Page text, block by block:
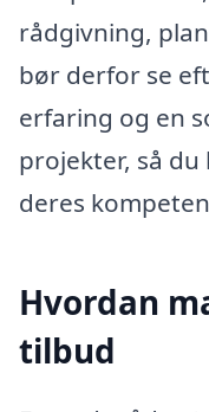
rådgivning,
bør derfor se
erfaring og en
projekter, så
deres
Hvordan
tilbud